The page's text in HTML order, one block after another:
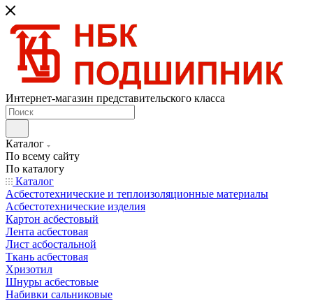
Интернет-магазин представительского класса
Каталог
По всему сайту
По каталогу
Каталог
Асбестотехнические и теплоизоляционные материалы
Асбестотехнические изделия
Картон асбестовый
Лента асбестовая
Лист асбостальной
Ткань асбестовая
Хризотил
Шнуры асбестовые
Набивки сальниковые